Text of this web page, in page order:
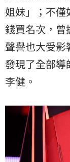
姐妹」；不僅
錢買名次，曾
聲譽也大受影
發現了全部導
李健。